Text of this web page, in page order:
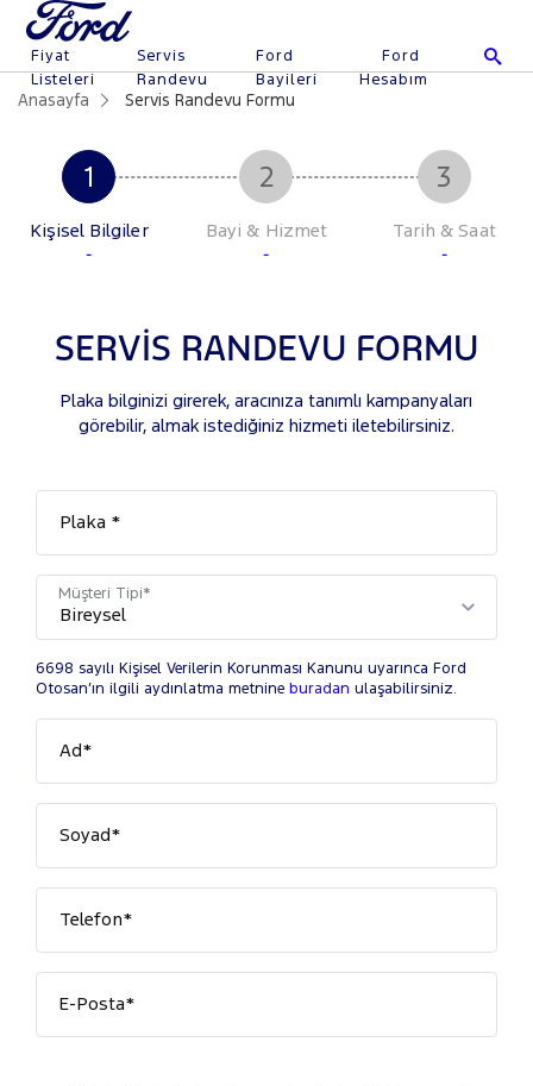
Fiyat
Listeleri
Servis
Randevu
Ford
Bayileri
Ford
Hesabım
Anasayfa Servis Randevu Formu
Kişisel Bilgiler
-
Bayi & Hizmet
-
Tarih & Saat
-
SERVİS RANDEVU FORMU
Plaka bilginizi girerek, aracınıza tanımlı kampanyaları
görebilir, almak istediğiniz hizmeti iletebilirsiniz.
Plaka *
Müşteri Tipi*
6698 sayılı Kişisel Verilerin Korunması Kanunu uyarınca Ford
Otosan’ın ilgili aydınlatma metnine buradan ulaşabilirsiniz.
Ad*
Soyad*
Telefon*
E-Posta*